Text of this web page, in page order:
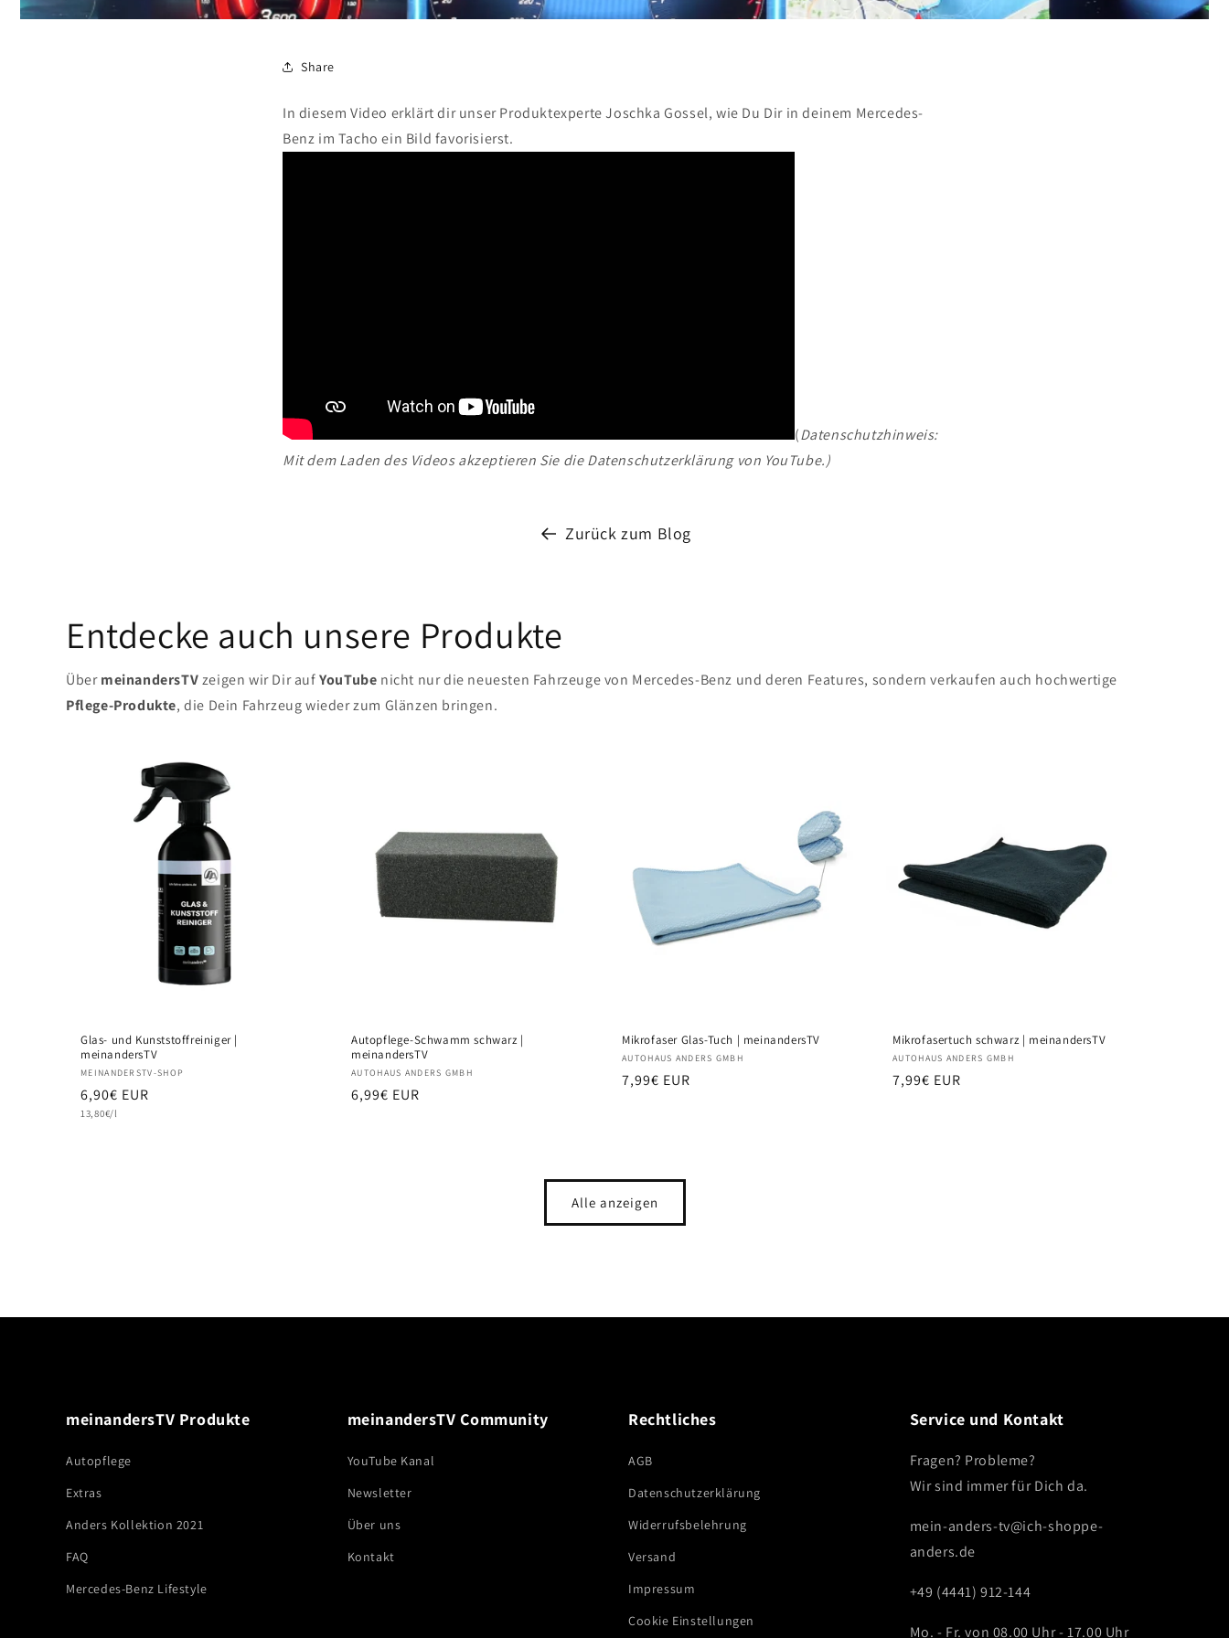
Share
In diesem Video erklärt dir unser Produktexperte Joschka Gossel, wie Du Dir in deinem Mercedes-
Benz im Tacho ein Bild favorisierst.
(Datenschutzhinweis:
Mit dem Laden des Videos akzeptieren Sie die Datenschutzerklärung von YouTube.)
Zurück zum Blog
Entdecke auch unsere Produkte
ÜbermeinandersTVzeigen wir Dir aufYouTube nicht nur die neuesten Fahrzeuge von Mercedes-Benz und deren Features, sondern verkaufen auch hochwertige
Pflege-Produkte, die Dein Fahrzeug wieder zum Glänzen bringen.
Glas- und Kunststoffreiniger |
meinandersTV
Anbieter:
MEINANDERSTV-SHOP
Normaler
Preis
6,90€ EUR
Grundpreis
13,80€/l
Autopflege-Schwamm schwarz |
meinandersTV
Anbieter:
AUTOHAUS ANDERS GMBH
Normaler
6,99€ EUR
Mikrofaser Glas-Tuch | meinandersTV
Anbieter:
AUTOHAUS ANDERS GMBH
Normaler
7,99€ EUR
Mikrofasertuch schwarz | meinandersTV
Anbieter:
AUTOHAUS ANDERS GMBH
Normaler
7,99€ EUR
Alle anzeigen
meinandersTV Produkte
Autopflege
Extras
Anders Kollektion 2021
FAQ
Mercedes-Benz Lifestyle
meinandersTV Community
YouTube Kanal
Newsletter
Über uns
Kontakt
Rechtliches
AGB
Datenschutzerklärung
Widerrufsbelehrung
Versand
Impressum
Cookie Einstellungen
Service und Kontakt
Fragen? Probleme?
Wir sind immer für Dich da.
mein-anders-tv@ich-shoppe-
anders.de
+49 (4441) 912-144
Mo. - Fr. von 08.00 Uhr - 17.00 Uhr